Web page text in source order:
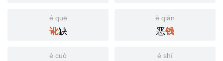
é quē
讹缺
è qián
恶钱
é cuò é shī